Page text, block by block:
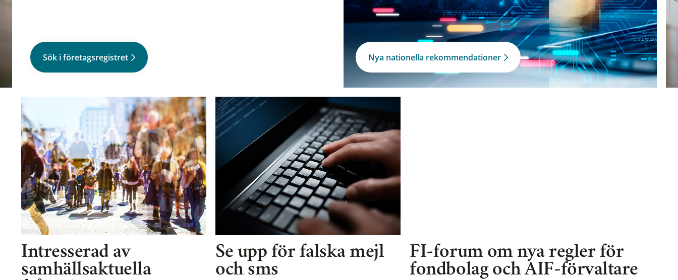
Sök i företagsregistret Nya nationella rekommendationer
Intresserad av
samhällsaktuella
Se upp för falska mejl
och sms
FI-forum om nya regler för
fondbolag och AIF-förvaltare